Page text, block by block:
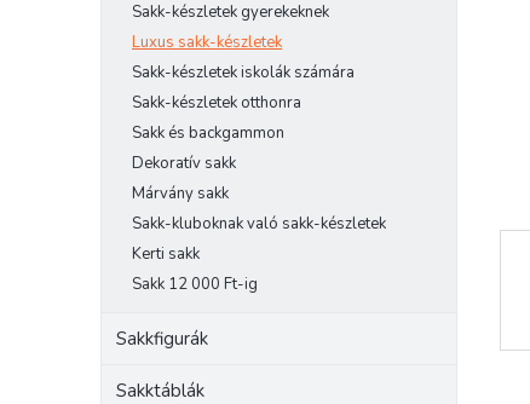
Sakk-készletek gyerekeknek
Luxus sakk-készletek
Sakk-készletek iskolák számára
Sakk-készletek otthonra
Sakk és backgammon
Dekoratív sakk
Márvány sakk
Sakk-kluboknak való sakk-készletek
Kerti sakk
Sakk 12 000 Ft-ig
Sakkfigurák
Sakktáblák